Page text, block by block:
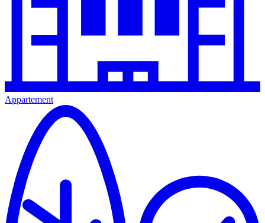
Appartement